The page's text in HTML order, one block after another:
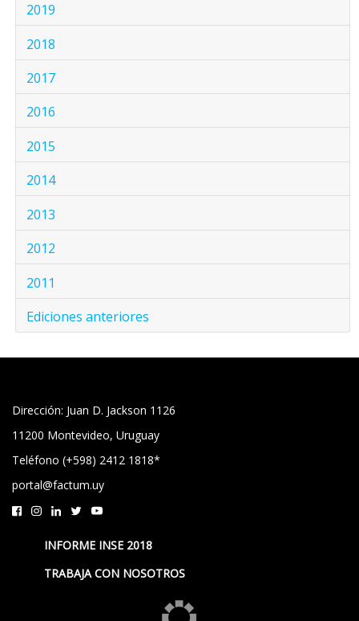
2019
2018
2017
2016
2015
2014
2013
2012
2011
Ediciones anteriores
Dirección: Juan D. Jackson 1126
11200 Montevideo, Uruguay
Teléfono (+598) 2412 1818*
portal@factum.uy
INFORME INSE 2018
TRABAJA CON NOSOTROS